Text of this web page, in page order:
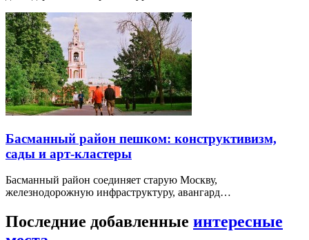
Басманный район пешком: конструктивизм,
сады и арт-кластеры
Басманный район соединяет старую Москву,
железнодорожную инфраструктуру, авангард…
Последние добавленные интересные